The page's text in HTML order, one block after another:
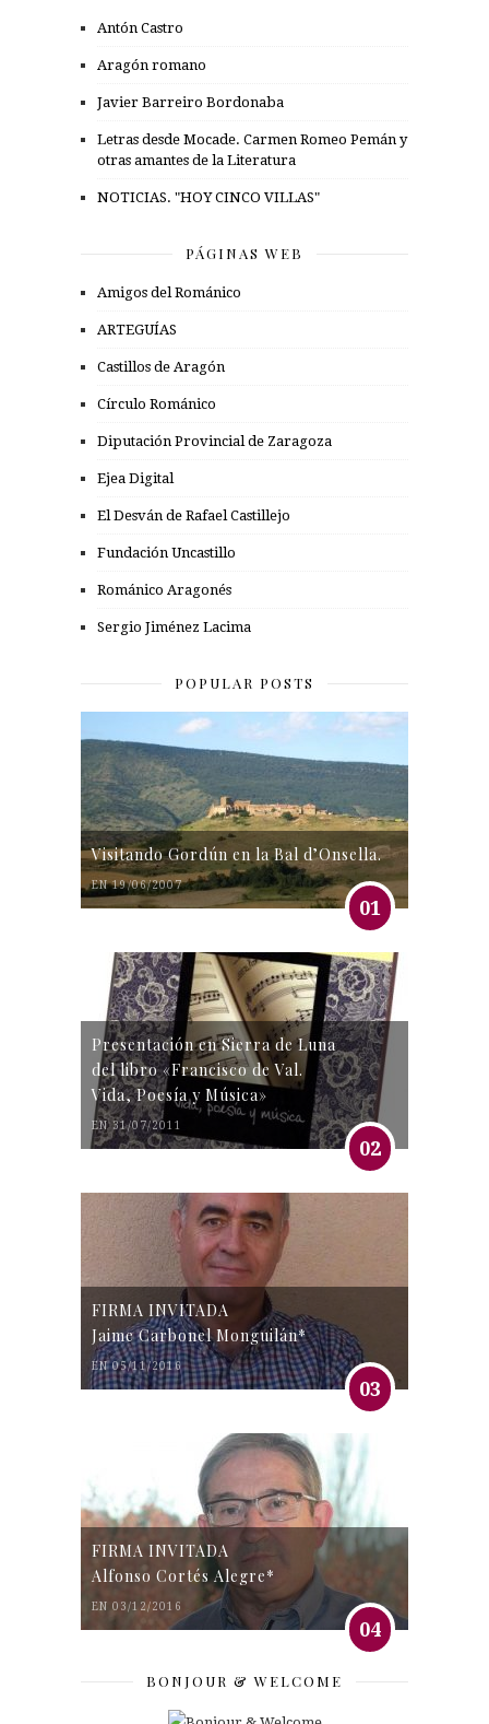
Antón Castro
Aragón romano
Javier Barreiro Bordonaba
Letras desde Mocade. Carmen Romeo Pemán y
otras amantes de la Literatura
NOTICIAS. "HOY CINCO VILLAS"
PÁGINAS WEB
Amigos del Románico
ARTEGUÍAS
Castillos de Aragón
Círculo Románico
Diputación Provincial de Zaragoza
Ejea Digital
El Desván de Rafael Castillejo
Fundación Uncastillo
Románico Aragonés
Sergio Jiménez Lacima
POPULAR POSTS
Visitando Gordún en la Bal d’Onsella.
EN 19/06/2007
01
Presentación en Sierra de Luna
del libro «Francisco de Val.
Vida, Poesía y Música»
EN 31/07/2011
02
FIRMA INVITADA
Jaime Carbonel Monguilán*
EN 05/11/2016
03
FIRMA INVITADA
Alfonso Cortés Alegre*
EN 03/12/2016
04
BONJOUR & WELCOME